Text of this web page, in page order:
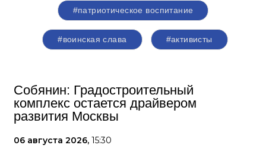
#патриотическое воспитание
#воинская слава #активисты
Собянин: Градостроительный
комплекс остается драйвером
развития Москвы
06 августа 2026, 15:30